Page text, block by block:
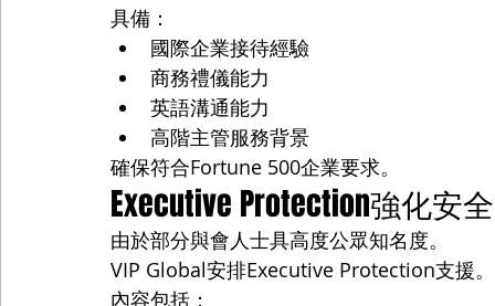
具備：
國際企業接待經驗
商務禮儀能力
英語溝通能力
高階主管服務背景
確保符合Fortune 500企業要求。
Executive Protection強化安
由於部分與會人士具高度公眾知名度。
VIP Global安排Executive Protection支援。
內容包括：